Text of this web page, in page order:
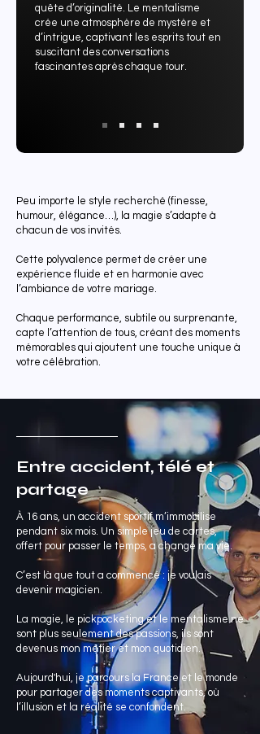
quête d’originalité. Le mentalisme
crée une atmosphère de mystère et
d’intrigue, captivant les esprits tout en
suscitant des conversations
fascinantes après chaque tour.
Peu importe le style recherché (finesse,
humour, élégance…), la magie s’adapte à
chacun de vos invités.
Cette polyvalence permet de créer une
expérience fluide et en harmonie avec
l’ambiance de votre mariage.
Chaque performance, subtile ou surprenante,
capte l’attention de tous, créant des moments
mémorables qui ajoutent une touche unique à
votre célébration.
Entre accident, télé et
partage
À 16 ans, un accident sportif m’immobilise
pendant six mois. Un simple jeu de cartes,
offert pour passer le temps, a changé ma vie.
C’est là que tout a commencé : je voulais
devenir magicien.
La magie, le pickpocketing et le mentalisme ne
sont plus seulement des passions, ils sont
devenus mon métier et mon quotidien.
Aujourd'hui, je parcours la France et le monde
pour partager des moments captivants, où
l’illusion et la réalité se confondent.